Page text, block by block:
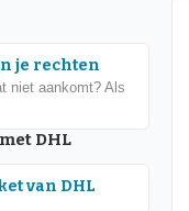
je rechten
niet aankomt? Als
DHL
van DHL